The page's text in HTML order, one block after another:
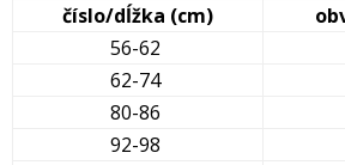
číslo/dĺžka (cm)
56-62
62-74
80-86
92-98